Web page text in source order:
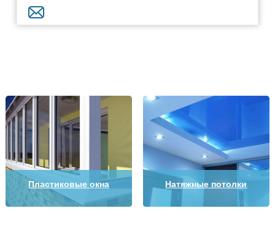
Пластиковые окна Натяжные потолки